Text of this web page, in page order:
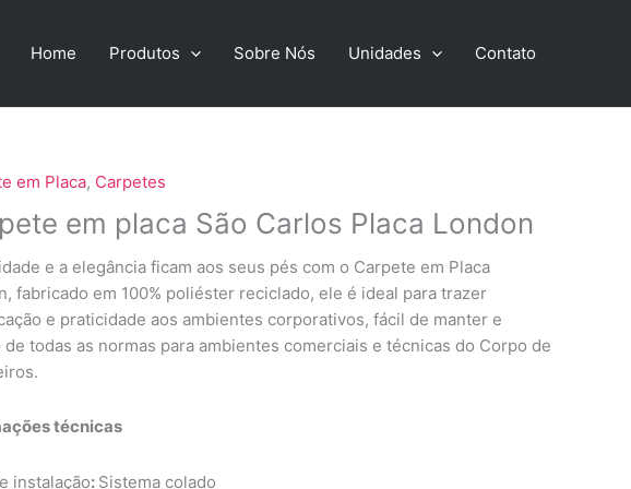
Home Produtos Sobre Nós Unidades Contato
em Placa, Carpetes
em placa São Carlos Placa London
e a elegância ficam aos seus pés com o Carpete em Placa
fabricado em 100% poliéster reciclado, ele é ideal para trazer
e praticidade aos ambientes corporativos, fácil de manter e
de todas as normas para ambientes comerciais e técnicas do Corpo de
técnicas
instalação: Sistema colado